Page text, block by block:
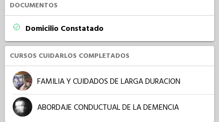
DOCUMENTOS
Domicilio Constatado
CURSOS CUIDARLOS COMPLETADOS
FAMILIA Y CUIDADOS DE LARGA DURACION
ABORDAJE CONDUCTUAL DE LA DEMENCIA